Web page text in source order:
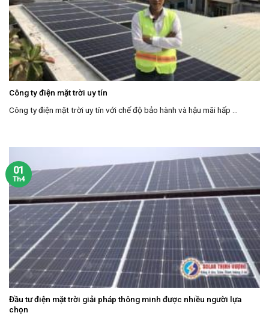
Công ty điện mặt trời uy tín
Công ty điện mặt trời uy tín với chế độ bảo hành và hậu mãi hấp ...
Đầu tư điện mặt trời giải pháp thông minh được nhiều người lựa
chọn
01
Th4